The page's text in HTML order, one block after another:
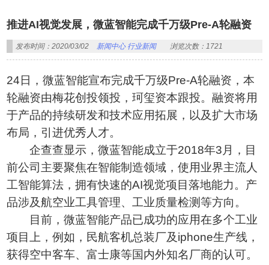
推进AI视觉发展，微蓝智能完成千万级Pre-A轮融资
发布时间：2020/03/02 新闻中心 行业新闻 浏览次数：1721
24日，微蓝智能宣布完成千万级Pre-A轮融资，本
轮融资由梅花创投领投，珂玺资本跟投。融资将用
于产品的持续研发和技术应用拓展，以及扩大市场
布局，引进优秀人才。
企查查显示，微蓝智能成立于2018年3月，目
前公司主要聚焦在智能制造领域，使用业界主流人
工智能算法，拥有快速的AI视觉项目落地能力。产
品涉及航空业工具管理、工业质量检测等方向。
目前，微蓝智能产品已成功的应用在多个工业
项目上，例如，民航客机总装厂及iphone生产线，
获得空中客车、富士康等国内外知名厂商的认可。